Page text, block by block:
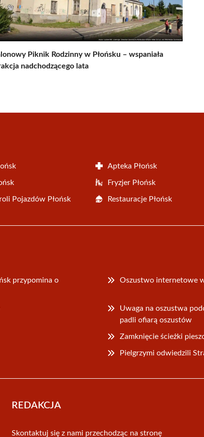
Piknik Rodzinny w Płońsku – wspaniała
nadchodzącego lata
Apteka Płońsk
Fryzjer Płońsk
Pojazdów Płońsk Restauracje Płońsk
przypomina o
Oszustwo internetowe
Uwaga na oszustwa
padli ofiarą oszustów
Zamknięcie ścieżki
Pielgrzymi odwiedzili
REDAKCJA
Skontaktuj się z nami przechodząc na stronę